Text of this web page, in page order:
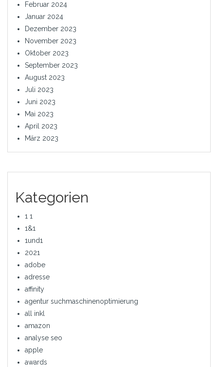
Februar 2024
Januar 2024
Dezember 2023
November 2023
Oktober 2023
September 2023
August 2023
Juli 2023
Juni 2023
Mai 2023
April 2023
März 2023
Kategorien
1 1
1&1
1und1
2021
adobe
adresse
affinity
agentur suchmaschinenoptimierung
all inkl
amazon
analyse seo
apple
awards